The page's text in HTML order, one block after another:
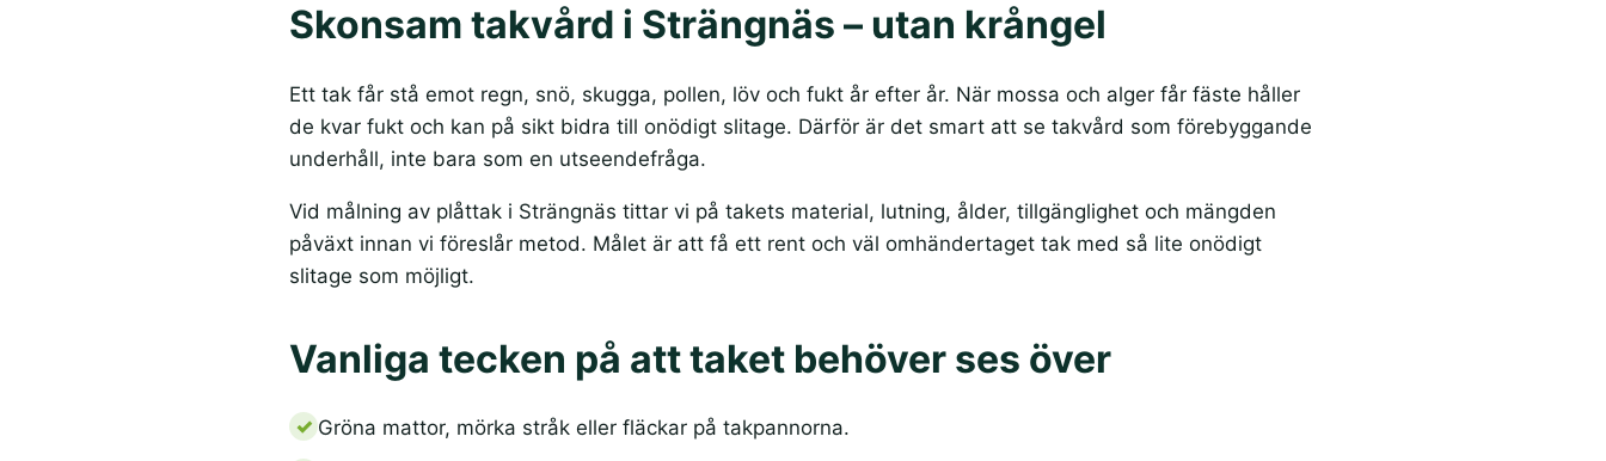
Skonsam takvård i Strängnäs – utan krångel
Ett tak får stå emot regn, snö, skugga, pollen, löv och fukt år efter år. När mossa och alger får fäste håller
de kvar fukt och kan på sikt bidra till onödigt slitage. Därför är det smart att se takvård som förebyggande
underhåll, inte bara som en utseendefråga.
Vid målning av plåttak i Strängnäs tittar vi på takets material, lutning, ålder, tillgänglighet och mängden
påväxt innan vi föreslår metod. Målet är att få ett rent och väl omhändertaget tak med så lite onödigt
slitage som möjligt.
Vanliga tecken på att taket behöver ses över
Gröna mattor, mörka stråk eller fläckar på takpannorna.